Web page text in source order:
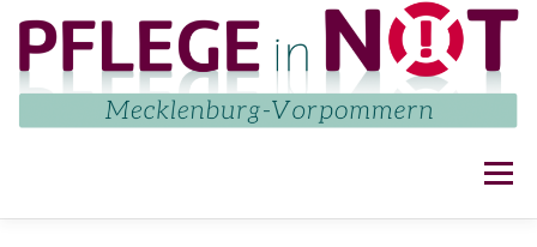
Inhalt
springen
Menü